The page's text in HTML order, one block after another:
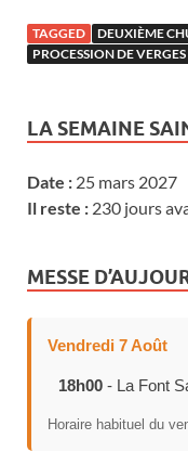
TAGGED DEUXIÈME
PROCESSION DE VERGES
LA SEMAINE
Date : 25 mars 2027
Il reste : 230 jours
MESSE
Vendredi 7 Août
18h00 - La Font
Horaire habituel du